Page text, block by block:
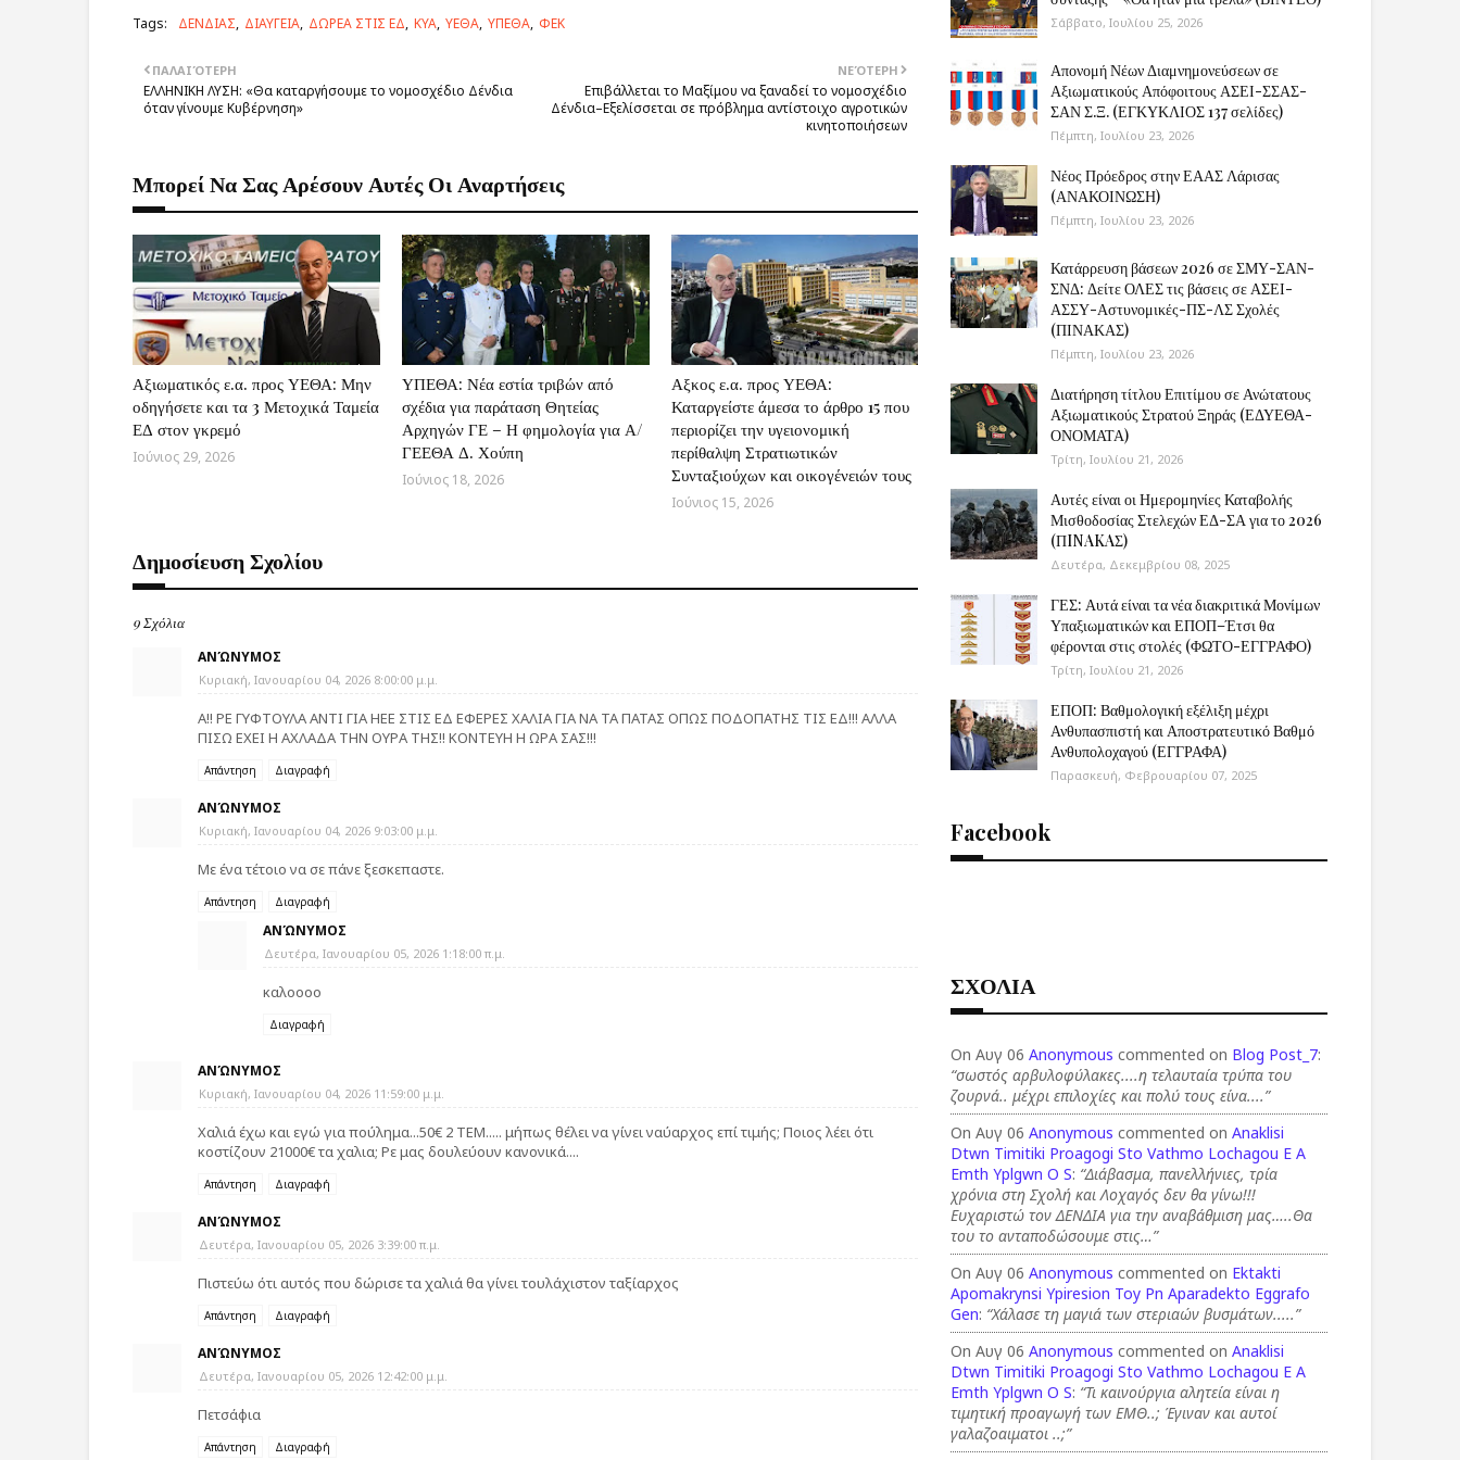
Tags: ΔΕΝΔΙΑΣ ΔΙΑΥΓΕΙΑ ΔΩΡΕΑ ΣΤΙΣ ΕΔ ΚΥΑ ΥΕΘΑ ΥΠΕΘΑ ΦΕΚ
ΝΕΌΤΕΡΗ
Επιβάλλεται το Μαξίμου να ξαναδεί το νομοσχέδιο
Δένδια–Εξελίσσεται σε πρόβλημα αντίστοιχο αγροτικών
κινητοποιήσεων
ΠΑΛΑΙΌΤΕΡΗ
ΕΛΛΗΝΙΚΗ ΛΥΣΗ: «Θα καταργήσουμε το νομοσχέδιο Δένδια
όταν γίνουμε Κυβέρνηση»
Μπορεί Να Σας Αρέσουν Αυτές Οι Αναρτήσεις
Αξιωματικός ε.α. προς ΥΕΘΑ: Μην
οδηγήσετε και τα 3 Μετοχικά Ταμεία
ΕΔ στον γκρεμό
Ιούνιος 29, 2026
ΥΠΕΘΑ: Νέα εστία τριβών από
σχέδια για παράταση Θητείας
Αρχηγών ΓΕ – Η φημολογία για Α/
ΓΕΕΘΑ Δ. Χούπη
Ιούνιος 18, 2026
Αξκος ε.α. προς ΥΕΘΑ:
Καταργείστε άμεσα το άρθρο 15 που
περιορίζει την υγειονομική
περίθαλψη Στρατιωτικών
Συνταξιούχων και οικογένειών τους
Ιούνιος 15, 2026
Δημοσίευση Σχολίου
9 Σχόλια
ΑΝΏΝΥΜΟΣ
Κυριακή, Ιανουαρίου 04, 2026 8:00:00 μ.μ.
Α!! ΡΕ ΓΥΦΤΟΥΛΑ ΑΝΤΙ ΓΙΑ ΗΕΕ ΣΤΙΣ ΕΔ ΕΦΕΡΕΣ ΧΑΛΙΑ ΓΙΑ ΝΑ ΤΑ ΠΑΤΑΣ ΟΠΩΣ ΠΟΔΟΠΑΤΗΣ ΤΙΣ ΕΔ!!! ΑΛΛΑ
ΠΙΣΩ ΕΧΕΙ Η ΑΧΛΑΔΑ ΤΗΝ ΟΥΡΑ ΤΗΣ!! ΚΟΝΤΕΥΗ Η ΩΡΑ ΣΑΣ!!!
Απάντηση Διαγραφή
ΑΝΏΝΥΜΟΣ
Κυριακή, Ιανουαρίου 04, 2026 9:03:00 μ.μ.
Με ένα τέτοιο να σε πάνε ξεσκεπαστε.
Απάντηση Διαγραφή
ΑΝΏΝΥΜΟΣ
Δευτέρα, Ιανουαρίου 05, 2026 1:18:00 π.μ.
καλοοοο
Διαγραφή
ΑΝΏΝΥΜΟΣ
Κυριακή, Ιανουαρίου 04, 2026 11:59:00 μ.μ.
Χαλιά έχω και εγώ για πούλημα...50€ 2 ΤΕΜ..... μήπως θέλει να γίνει ναύαρχος επί τιμής; Ποιος λέει ότι
κοστίζουν 21000€ τα χαλια; Ρε μας δουλεύουν κανονικά....
Απάντηση Διαγραφή
ΑΝΏΝΥΜΟΣ
Δευτέρα, Ιανουαρίου 05, 2026 3:39:00 π.μ.
Πιστεύω ότι αυτός που δώρισε τα χαλιά θα γίνει τουλάχιστον ταξίαρχος
Απάντηση Διαγραφή
ΑΝΏΝΥΜΟΣ
Δευτέρα, Ιανουαρίου 05, 2026 12:42:00 μ.μ.
Πετσάφια
Απάντηση Διαγραφή
Σάββατο, Ιουλίου 25, 2026
Απονομή Νέων Διαμνημονεύσεων σε
Αξιωματικούς Απόφοιτους ΑΣΕΙ-ΣΣΑΣ-
ΣΑΝ Σ.Ξ. (ΕΓΚΥΚΛΙΟΣ 137 σελίδες)
Πέμπτη, Ιουλίου 23, 2026
Νέος Πρόεδρος στην ΕΑΑΣ Λάρισας
(ΑΝΑΚΟΙΝΩΣΗ)
Πέμπτη, Ιουλίου 23, 2026
Κατάρρευση βάσεων 2026 σε ΣΜΥ-ΣΑΝ-
ΣΝΔ: Δείτε ΟΛΕΣ τις βάσεις σε ΑΣΕΙ-
ΑΣΣΥ-Αστυνομικές-ΠΣ-ΛΣ Σχολές
(ΠΙΝΑΚΑΣ)
Πέμπτη, Ιουλίου 23, 2026
Διατήρηση τίτλου Επιτίμου σε Ανώτατους
Αξιωματικούς Στρατού Ξηράς (ΕΔΥΕΘΑ-
ΟΝΟΜΑΤΑ)
Τρίτη, Ιουλίου 21, 2026
Αυτές είναι οι Ημερομηνίες Καταβολής
Μισθοδοσίας Στελεχών ΕΔ-ΣΑ για το 2026
(ΠINAKAΣ)
Δευτέρα, Δεκεμβρίου 08, 2025
ΓΕΣ: Αυτά είναι τα νέα διακριτικά Μονίμων
Υπαξιωματικών και ΕΠΟΠ–Έτσι θα
φέρονται στις στολές (ΦΩΤΟ-ΕΓΓΡΑΦΟ)
Τρίτη, Ιουλίου 21, 2026
ΕΠΟΠ: Βαθμολογική εξέλιξη μέχρι
Ανθυπασπιστή και Αποστρατευτικό Βαθμό
Ανθυπολοχαγού (ΕΓΓΡΑΦΑ)
Παρασκευή, Φεβρουαρίου 07, 2025
Facebook
ΣΧΟΛΙΑ
On Αυγ 06Anonymous commented on Blog Post_7:
“σωστός αρβυλοφύλακες....η τελαυταία τρύπα του
ζουρνά.. μέχρι επιλοχίες και πολύ τους είνα....”
On Αυγ 06Anonymous commented onAnaklisi
Dtwn Timitiki Proagogi Sto Vathmo Lochagou E A
Emth Yplgwn O S: “Διάβασμα, πανελλήνιες, τρία
χρόνια στη Σχολή και Λοχαγός δεν θα γίνω!!!
Ευχαριστώ τον ΔΕΝΔΙΑ για την αναβάθμιση μας…..Θα
του το ανταποδώσουμε στις…”
On Αυγ 06Anonymous commented on Ektakti
Apomakrynsi Ypiresion Toy Pn Aparadekto Eggrafo
Gen: “Χάλασε τη μαγιά των στεριαών βυσμάτων.....”
On Αυγ 06Anonymous commented onAnaklisi
Dtwn Timitiki Proagogi Sto Vathmo Lochagou E A
Emth Yplgwn O S: “Τι καινούργια αλητεία είναι η
τιμητική προαγωγή των ΕΜΘ..; Έγιναν και αυτοί
γαλαζοαιματοι ..;”